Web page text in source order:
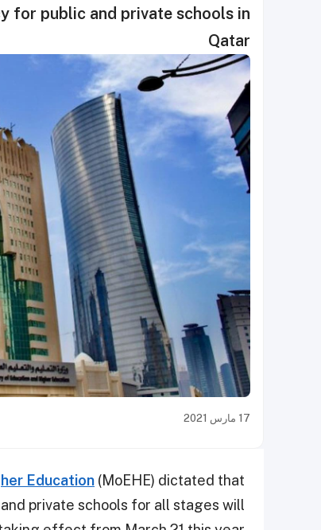
for public and private schools in
Qatar
17 مارس 2021
Education (MoEHE) dictated that
private schools for all stages will